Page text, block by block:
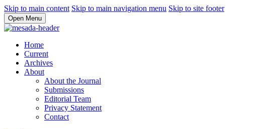
Skip to main content Skip to main navigation menu Skip to site footer
Open Menu
Home
Current
Archives
About
About the Journal
Submissions
Editorial Team
Privacy Statement
Contact